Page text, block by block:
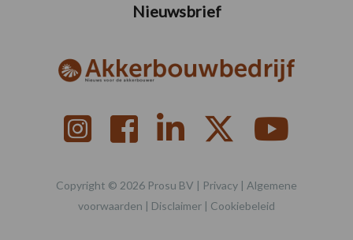
Nieuwsbrief
Copyright © 2026 Prosu BV | Privacy | Algemene
voorwaarden | Disclaimer | Cookiebeleid